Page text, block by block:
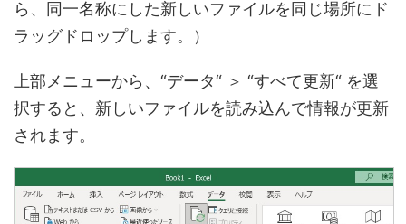
ら、同一名称にした新しいファイルを同じ場所にド
ラッグドロップします。）
上部メニューから、“データ“ ＞ “すべて更新“ を選
択すると、新しいファイルを読み込んで情報が更新
されます。